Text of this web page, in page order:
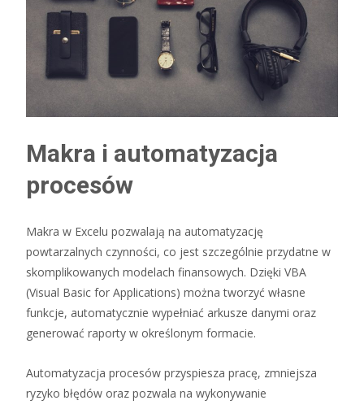
Makra i automatyzacja
procesów
Makra w Excelu pozwalają na automatyzację
powtarzalnych czynności, co jest szczególnie przydatne w
skomplikowanych modelach finansowych. Dzięki VBA
(Visual Basic for Applications) można tworzyć własne
funkcje, automatycznie wypełniać arkusze danymi oraz
generować raporty w określonym formacie.
Automatyzacja procesów przyspiesza pracę, zmniejsza
ryzyko błędów oraz pozwala na wykonywanie